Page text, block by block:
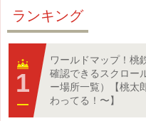
ランキング
ワールドマップ！桃
確認できるスクロー
ー場所一覧）【桃太
わってる！〜】